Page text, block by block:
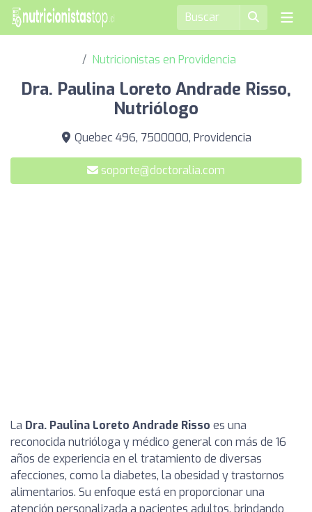
Nutricionistas en Providencia
Dra. Paulina Loreto Andrade Risso,
Nutriólogo
Quebec 496, 7500000, Providencia
soporte@doctoralia.com
La Dra. Paulina Loreto Andrade Risso es una
reconocida nutrióloga y médico general con más de 16
años de experiencia en el tratamiento de diversas
afecciones, como la diabetes, la obesidad y trastornos
alimentarios. Su enfoque está en proporcionar una
atención personalizada a pacientes adultos, brindando